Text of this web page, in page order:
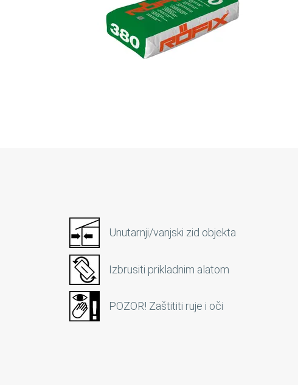
Unutarnji/vanjski zid objekta
Izbrusiti prikladnim alatom
POZOR! Zaštititi ruje i oči